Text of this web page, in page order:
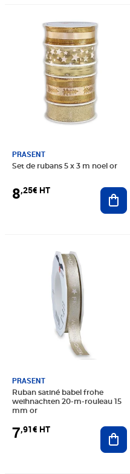
PRASENT
Set de rubans 5 x 3 m noel or
8,25€ HT
Prix 8,25€ HT
PRASENT
Ruban satiné babel frohe
weihnachten 20-m-rouleau 15
mm or
7,91€ HT
Prix 7,91€ HT